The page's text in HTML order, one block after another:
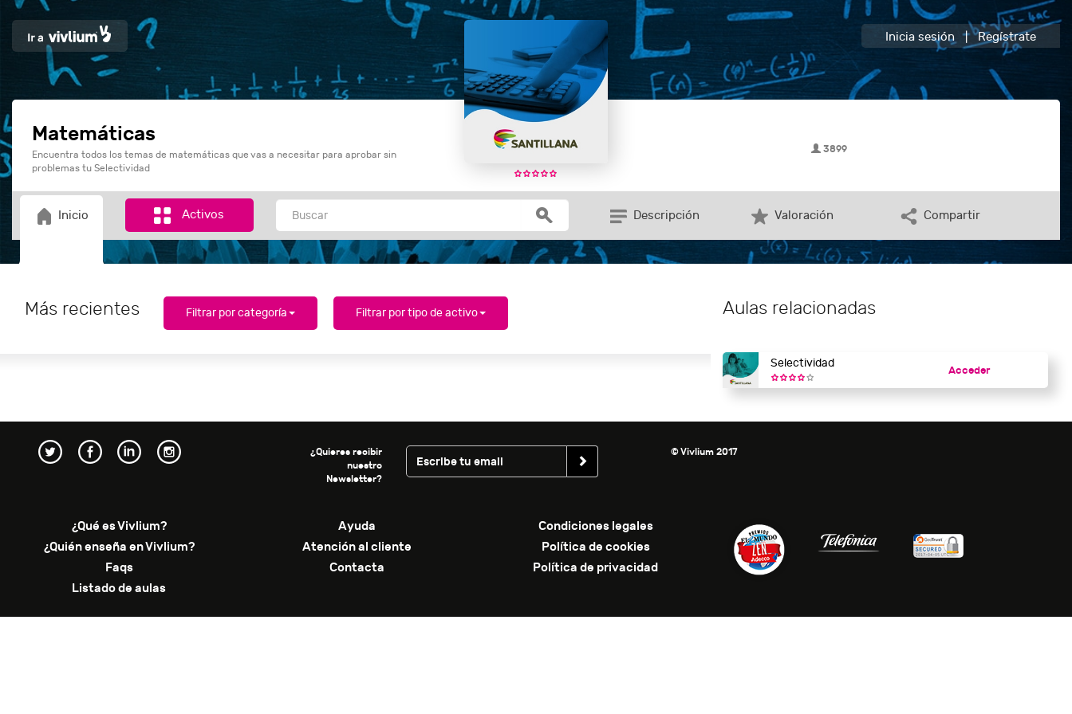
Inicia sesión | Regístrate
Matemáticas
Encuentra todos los temas de matemáticas que vas a necesitar para aprobar sin
problemas tu Selectividad
3899
Inicio Activos Descripción Valoración Compartir
Más recientes Filtrar por categoría Filtrar por tipo de activo Aulas relacionadas
Selectividad
Acceder
¿Quieres recibir
nuestro
Newsletter?
© Vivlium 2017
¿Qué es Vivlium? Ayuda
Condiciones legales
¿Quién enseña en Vivlium?
Atención al cliente
Política de cookies
Faqs
Contacta
Política de privacidad
Listado de aulas